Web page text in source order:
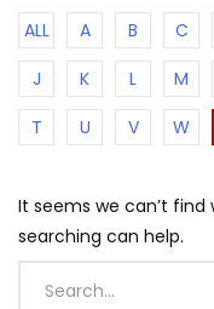
ALL A B C
J
K L M
T
U V W
It seems we can’t find
searching can help.